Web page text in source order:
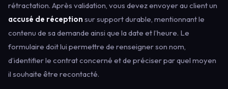
rétractation. Après validation, vous devez envoyer au client un
accusé de réception sur support durable, mentionnant le
contenu de sa demande ainsi que la date et l’heure. Le
formulaire doit lui permettre de renseigner son nom,
d’identifier le contrat concerné et de préciser par quel moyen
il souhaite être recontacté.